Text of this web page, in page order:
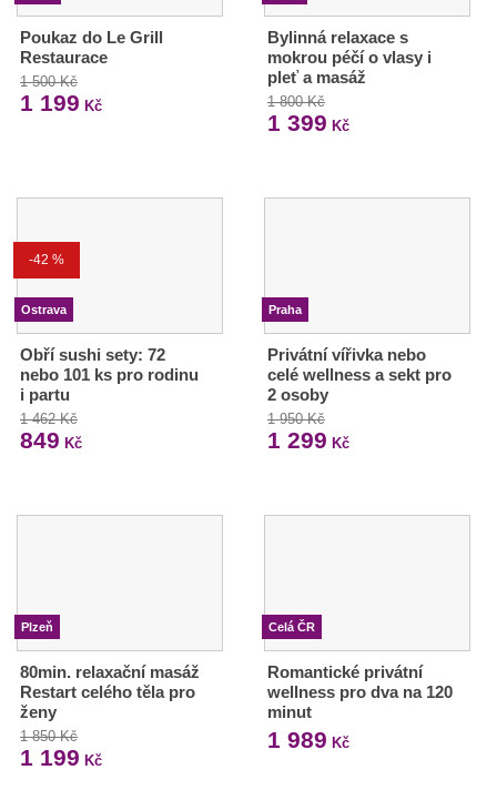
Poukaz do Le Grill
Restaurace
1 500 Kč
1 199 Kč
Bylinná relaxace s
mokrou péčí o vlasy i
pleť a masáž
1 800 Kč
1 399 Kč
-42 %
Ostrava
Obří sushi sety: 72
nebo 101 ks pro rodinu
i partu
1 462 Kč
849 Kč
Praha
Privátní vířivka nebo
celé wellness a sekt pro
2 osoby
1 950 Kč
1 299 Kč
Plzeň
80min. relaxační masáž
Restart celého těla pro
ženy
1 850 Kč
1 199 Kč
Celá ČR
Romantické privátní
wellness pro dva na 120
minut
1 989 Kč